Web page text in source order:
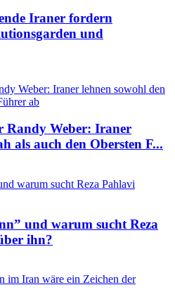
Iraner fordern
und
Randy Weber: Iraner
als auch den Obersten F...
und warum sucht Reza
ihn?